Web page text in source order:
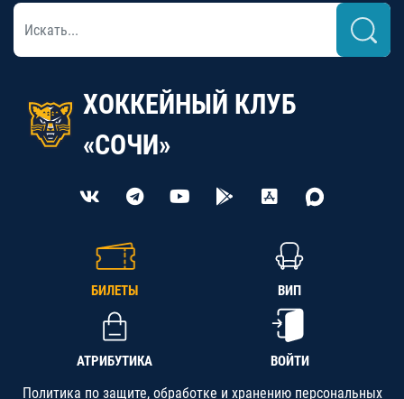
ХОККЕЙНЫЙ КЛУБ
«СОЧИ»
БИЛЕТЫ ВИП
АТРИБУТИКА ВОЙТИ
Политика по защите, обработке и хранению персональных